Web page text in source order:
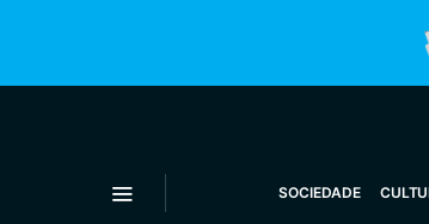
SOCIEDADE